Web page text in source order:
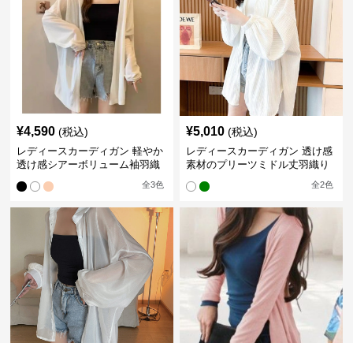
¥4,590 (税込)
レディースカーディガン 軽やか
透け感シアーボリューム袖羽織
全3色
¥5,010 (税込)
レディースカーディガン 透け感
素材のプリーツミドル丈羽織り
全2色